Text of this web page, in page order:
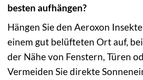
besten aufhängen?
Hängen Sie den Aeroxon
einem gut belüfteten Ort auf,
der Nähe von Fenstern, Türen
Vermeiden Sie direkte